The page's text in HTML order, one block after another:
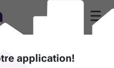
application!